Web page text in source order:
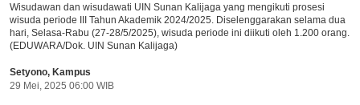
Wisudawan dan wisudawati UIN Sunan Kalijaga yang mengikuti prosesi
wisuda periode III Tahun Akademik 2024/2025. Diselenggarakan selama dua
hari, Selasa-Rabu (27-28/5/2025), wisuda periode ini diikuti oleh 1.200 orang.
(EDUWARA/Dok. UIN Sunan Kalijaga)
Setyono, Kampus
29 Mei, 2025 06:00 WIB